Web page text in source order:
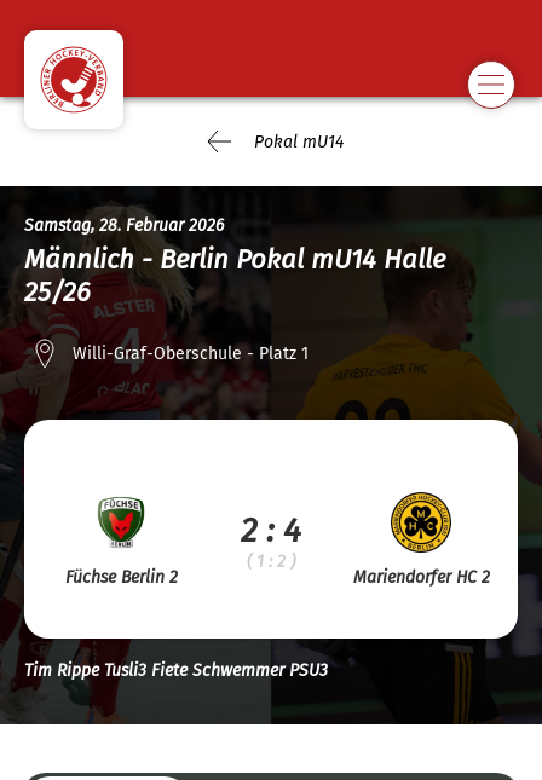
Pokal mU14
Samstag, 28. Februar 2026
Männlich - Berlin Pokal mU14 Halle
25/26
Willi-Graf-Oberschule - Platz 1
Füchse Berlin 2
2 : 4
( 1 : 2 )
Mariendorfer HC 2
Tim Rippe Tusli3 Fiete Schwemmer PSU3